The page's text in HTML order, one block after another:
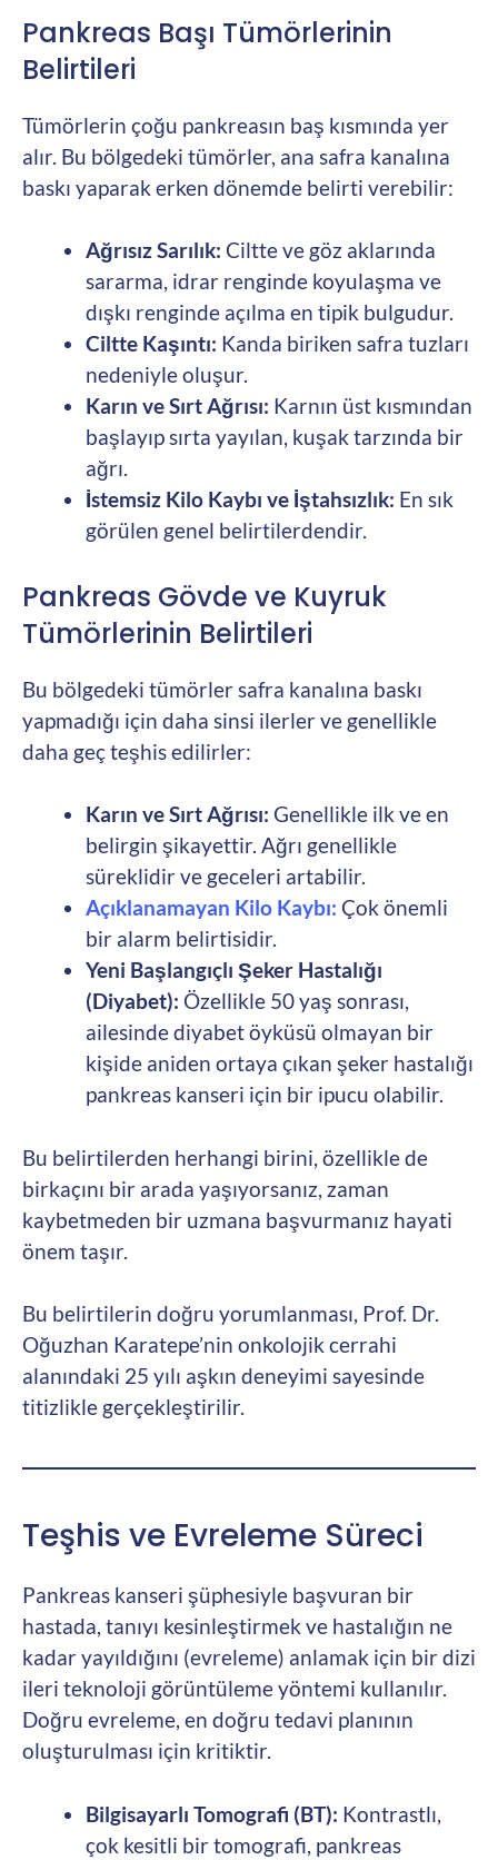
Pankreas Başı Tümörlerinin
Belirtileri
Tümörlerin çoğu pankreasın baş kısmında yer
alır. Bu bölgedeki tümörler, ana safra kanalına
baskı yaparak erken dönemde belirti verebilir:
Ağrısız Sarılık: Ciltte ve göz aklarında
sararma, idrar renginde koyulaşma ve
dışkı renginde açılma en tipik bulgudur.
Ciltte Kaşıntı: Kanda biriken safra tuzları
nedeniyle oluşur.
Karın ve Sırt Ağrısı: Karnın üst kısmından
başlayıp sırta yayılan, kuşak tarzında bir
ağrı.
İstemsiz Kilo Kaybı ve İştahsızlık: En sık
görülen genel belirtilerdendir.
Pankreas Gövde ve Kuyruk
Tümörlerinin Belirtileri
Bu bölgedeki tümörler safra kanalına baskı
yapmadığı için daha sinsi ilerler ve genellikle
daha geç teşhis edilirler:
Karın ve Sırt Ağrısı: Genellikle ilk ve en
belirgin şikayettir. Ağrı genellikle
süreklidir ve geceleri artabilir.
Açıklanamayan Kilo Kaybı: Çok önemli
bir alarm belirtisidir.
Yeni Başlangıçlı Şeker Hastalığı
(Diyabet): Özellikle 50 yaş sonrası,
ailesinde diyabet öyküsü olmayan bir
kişide aniden ortaya çıkan şeker hastalığı
pankreas kanseri için bir ipucu olabilir.
Bu belirtilerden herhangi birini, özellikle de
birkaçını bir arada yaşıyorsanız, zaman
kaybetmeden bir uzmana başvurmanız hayati
önem taşır.
Bu belirtilerin doğru yorumlanması, Prof. Dr.
Oğuzhan Karatepe’nin onkolojik cerrahi
alanındaki 25 yılı aşkın deneyimi sayesinde
titizlikle gerçekleştirilir.
Teşhis ve Evreleme Süreci
Pankreas kanseri şüphesiyle başvuran bir
hastada, tanıyı kesinleştirmek ve hastalığın ne
kadar yayıldığını (evreleme) anlamak için bir dizi
ileri teknoloji görüntüleme yöntemi kullanılır.
Doğru evreleme, en doğru tedavi planının
oluşturulması için kritiktir.
Bilgisayarlı Tomografi (BT): Kontrastlı,
çok kesitli bir tomografi, pankreas